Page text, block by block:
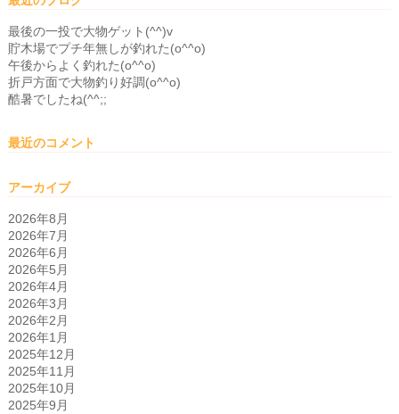
最後の一投で大物ゲット(^^)v
貯木場でプチ年無しが釣れた(o^^o)
午後からよく釣れた(o^^o)
折戸方面で大物釣り好調(o^^o)
酷暑でしたね(^^;;
最近のコメント
アーカイブ
2026年8月
2026年7月
2026年6月
2026年5月
2026年4月
2026年3月
2026年2月
2026年1月
2025年12月
2025年11月
2025年10月
2025年9月